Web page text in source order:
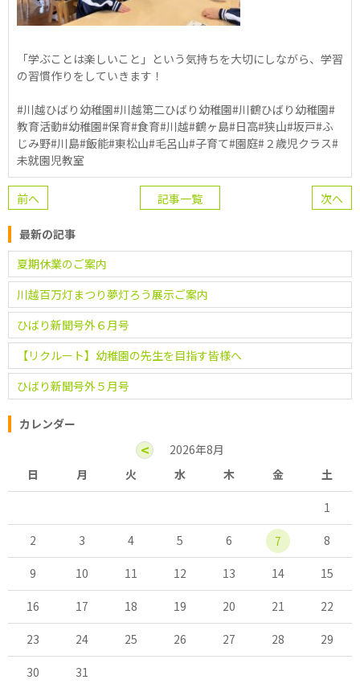
「学ぶことは楽しいこと」という気持ちを大切にしながら、学習
の習慣作りをしていきます！
#川越ひばり幼稚園#川越第二ひばり幼稚園#川鶴ひばり幼稚園#
教育活動#幼稚園#保育#食育#川越#鶴ヶ島#日高#狭山#坂戸#ふ
じみ野#川島#飯能#東松山#毛呂山#子育て#園庭#２歳児クラス#
未就園児教室
前へ 次へ
記事一覧
最新の記事
夏期休業のご案内
川越百万灯まつり夢灯ろう展示ご案内
ひばり新聞号外６月号
【リクルート】幼稚園の先生を目指す皆様へ
ひばり新聞号外５月号
カレンダー
<
2026年8月
日
月 火 水 木 金 土
1
2 3 4 5 6 7 8
9 10 11 12 13 14 15
16 17 18 19 20 21 22
23 24 25 26 27 28 29
30 31